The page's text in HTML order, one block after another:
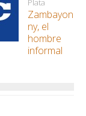
Plata
Zambayon
ny, el
hombre
informal